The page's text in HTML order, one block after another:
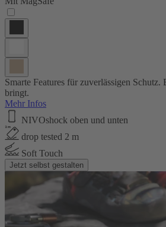
Smarte Features für zuverlässigen Schutz.
bringt.
Mehr Infos
NIVOshock oben und unten
drop tested 2 m
Soft Touch
Jetzt selbst gestalten